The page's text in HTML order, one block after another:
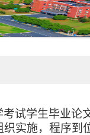
试学生毕业论
实施，程序到